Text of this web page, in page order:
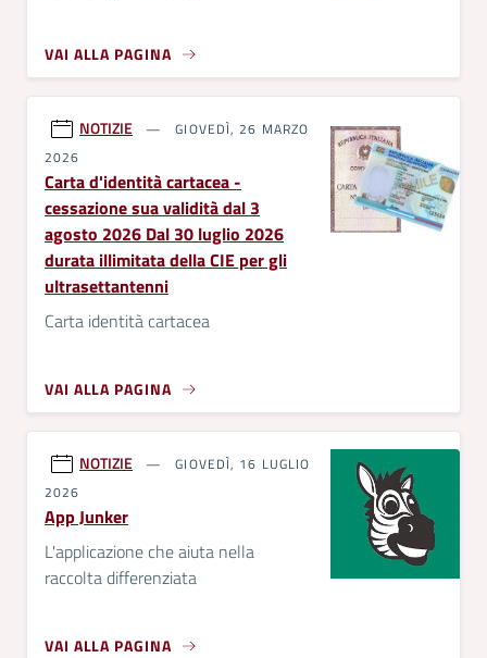
VAI ALLA PAGINA
NOTIZIE
GIOVEDÌ, 26 MARZO
2026
Carta d'identità cartacea -
cessazione sua validità dal 3
agosto 2026 Dal 30 luglio 2026
durata illimitata della CIE per gli
ultrasettantenni
Carta identità cartacea
VAI ALLA PAGINA
NOTIZIE
GIOVEDÌ, 16 LUGLIO
2026
App Junker
L'applicazione che aiuta nella
raccolta differenziata
VAI ALLA PAGINA